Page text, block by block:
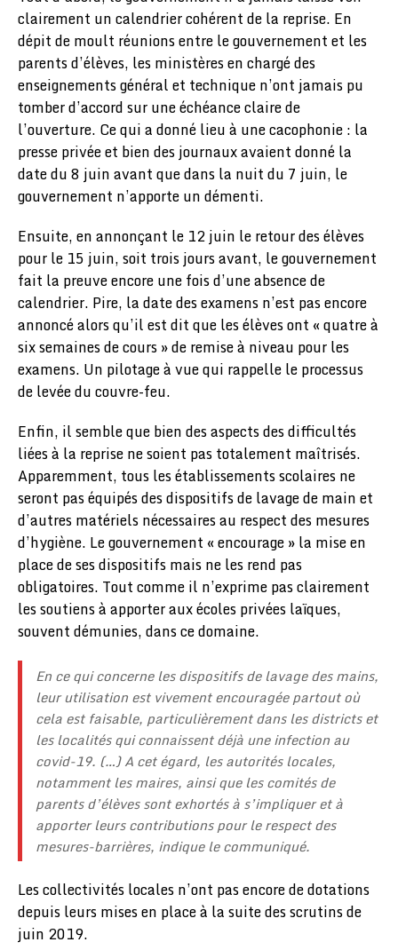
clairement un calendrier cohérent de la reprise. En
dépit de moult réunions entre le gouvernement et les
parents d’élèves, les ministères en chargé des
enseignements général et technique n’ont jamais pu
tomber d’accord sur une échéance claire de
l’ouverture. Ce qui a donné lieu à une cacophonie : la
presse privée et bien des journaux avaient donné la
date du 8 juin avant que dans la nuit du 7 juin, le
gouvernement n’apporte un démenti.
Ensuite, en annonçant le 12 juin le retour des élèves
pour le 15 juin, soit trois jours avant, le gouvernement
fait la preuve encore une fois d’une absence de
calendrier. Pire, la date des examens n’est pas encore
annoncé alors qu’il est dit que les élèves ont « quatre à
six semaines de cours » de remise à niveau pour les
examens. Un pilotage à vue qui rappelle le processus
de levée du couvre-feu.
Enfin, il semble que bien des aspects des difficultés
liées à la reprise ne soient pas totalement maîtrisés.
Apparemment, tous les établissements scolaires ne
seront pas équipés des dispositifs de lavage de main et
d’autres matériels nécessaires au respect des mesures
d’hygiène. Le gouvernement « encourage » la mise en
place de ses dispositifs mais ne les rend pas
obligatoires. Tout comme il n’exprime pas clairement
les soutiens à apporter aux écoles privées laïques,
souvent démunies, dans ce domaine.
En ce qui concerne les dispositifs de lavage des mains,
leur utilisation est vivement encouragée partout où
cela est faisable, particulièrement dans les districts et
les localités qui connaissent déjà une infection au
covid-19. (…) A cet égard, les autorités locales,
notamment les maires, ainsi que les comités de
parents d’élèves sont exhortés à s’impliquer et à
apporter leurs contributions pour le respect des
mesures-barrières, indique le communiqué.
Les collectivités locales n’ont pas encore de dotations
depuis leurs mises en place à la suite des scrutins de
juin 2019.